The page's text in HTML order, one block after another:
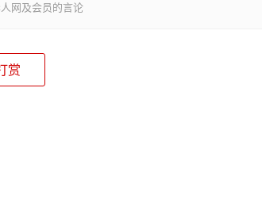
网及会员的言论
赏